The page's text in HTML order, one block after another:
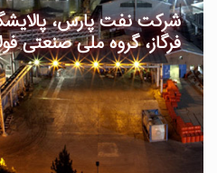
شرکت نفت پارس،
فرگاز، گروه ملی صنعتی